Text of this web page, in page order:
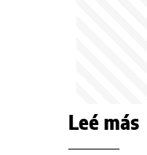
Leé más